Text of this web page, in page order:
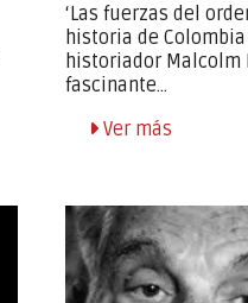
‘Las fuerzas del
historia de
historiador Malcolm
fascinante...
Ver más